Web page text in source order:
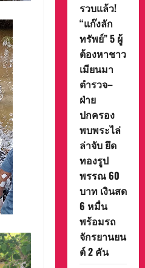
รวบแล้ว!
“แก๊งลัก
ทรัพย์” 5 ผู้
ต้องหาชาว
เมียนมา
ตำรวจ–
ฝ่าย
ปกครอง
พบพระไล่
ล่าจับ ยึด
ทองรูป
พรรณ 60
บาท เงินสด
6 หมื่น
พร้อมรถ
จักรยานยน
ต์ 2 คัน